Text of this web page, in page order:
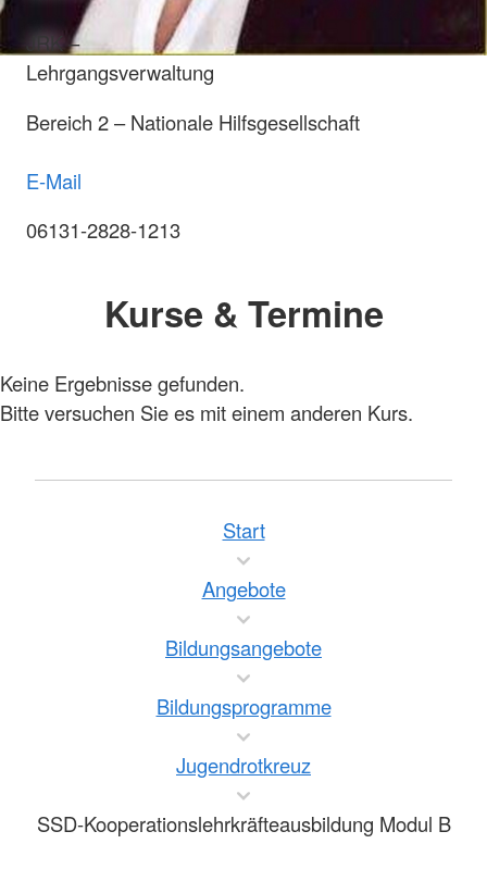
JRK –
Lehrgangsverwaltung
Bereich 2 – Nationale Hilfsgesellschaft
E-Mail
06131-2828-1213
Kurse & Termine
Keine Ergebnisse gefunden.
Bitte versuchen Sie es mit einem anderen Kurs.
Start
Angebote
Bildungsangebote
Bildungsprogramme
Jugendrotkreuz
SSD-Kooperationslehrkräfteausbildung Modul B